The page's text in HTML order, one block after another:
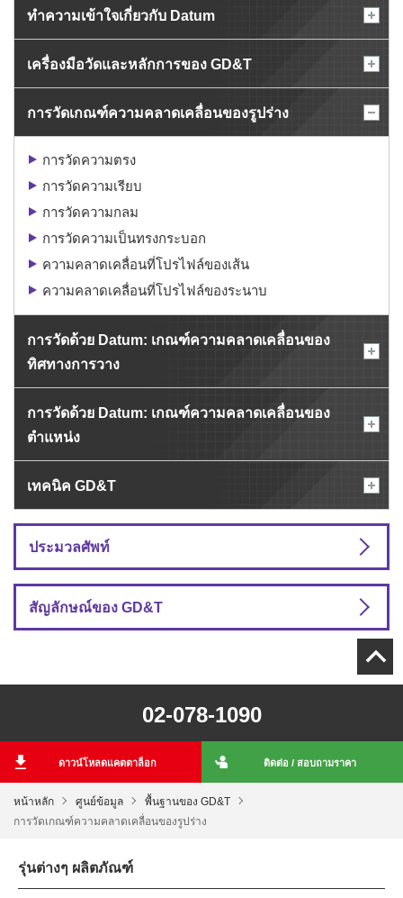
หน้าหลัก ศูนย์ข้อมูล
พื้นฐานของ GD&T
การวัดเกณฑ์ความคลาดเคลื่อนของรูปร่าง
ทำความเข้าใจเกี่ยวกับ Datum
เครื่องมือวัดและหลักการของ GD&T
การวัดเกณฑ์ความคลาดเคลื่อนของรูปร่าง
การวัดความตรง
การวัดความเรียบ
การวัดความกลม
การวัดความเป็นทรงกระบอก
ความคลาดเคลื่อนที่โปรไฟล์ของเส้น
ความคลาดเคลื่อนที่โปรไฟล์ของระนาบ
การวัดด้วย Datum: เกณฑ์ความคลาดเคลื่อนของ
ทิศทางการวาง
การวัดด้วย Datum: เกณฑ์ความคลาดเคลื่อนของ
ตำแหน่ง
เทคนิค GD&T
ประมวลศัพท์
สัญลักษณ์ของ GD&T
02-078-1090
ดาวน์โหลดแคตตาล็อก ติดต่อ / สอบถามราคา
รุ่นต่างๆ ผลิตภัณฑ์